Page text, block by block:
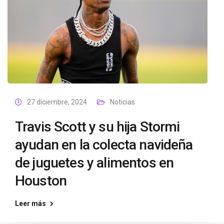
27 diciembre, 2024 Noticias
Travis Scott y su hija Stormi
ayudan en la colecta navideña
de juguetes y alimentos en
Houston
Leer más